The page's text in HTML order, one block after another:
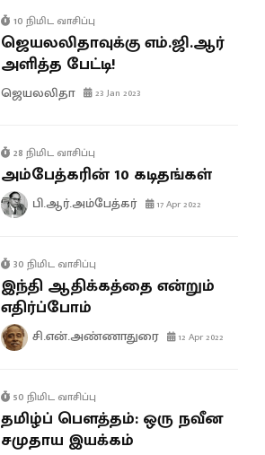
10 நிமிட வாசிப்பு
ஜெயலலிதாவுக்கு எம்.ஜி.ஆர்
அளித்த பேட்டி!
ஜெயலலிதா 23 Jan 2023
28 நிமிட வாசிப்பு
அம்பேத்கரின் 10 கடிதங்கள்
பி.ஆர்.அம்பேத்கர் 17 Apr 2022
30 நிமிட வாசிப்பு
இந்தி ஆதிக்கத்தை என்றும்
எதிர்ப்போம்
சி.என்.அண்ணாதுரை 12 Apr 2022
50 நிமிட வாசிப்பு
தமிழ்ப் பௌத்தம்: ஒரு நவீன
சமுதாய இயக்கம்